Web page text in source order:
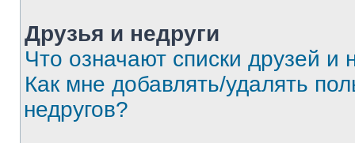
Друзья и недруги
Что означают списки друзей и
Как мне добавлять/удалять
недругов?